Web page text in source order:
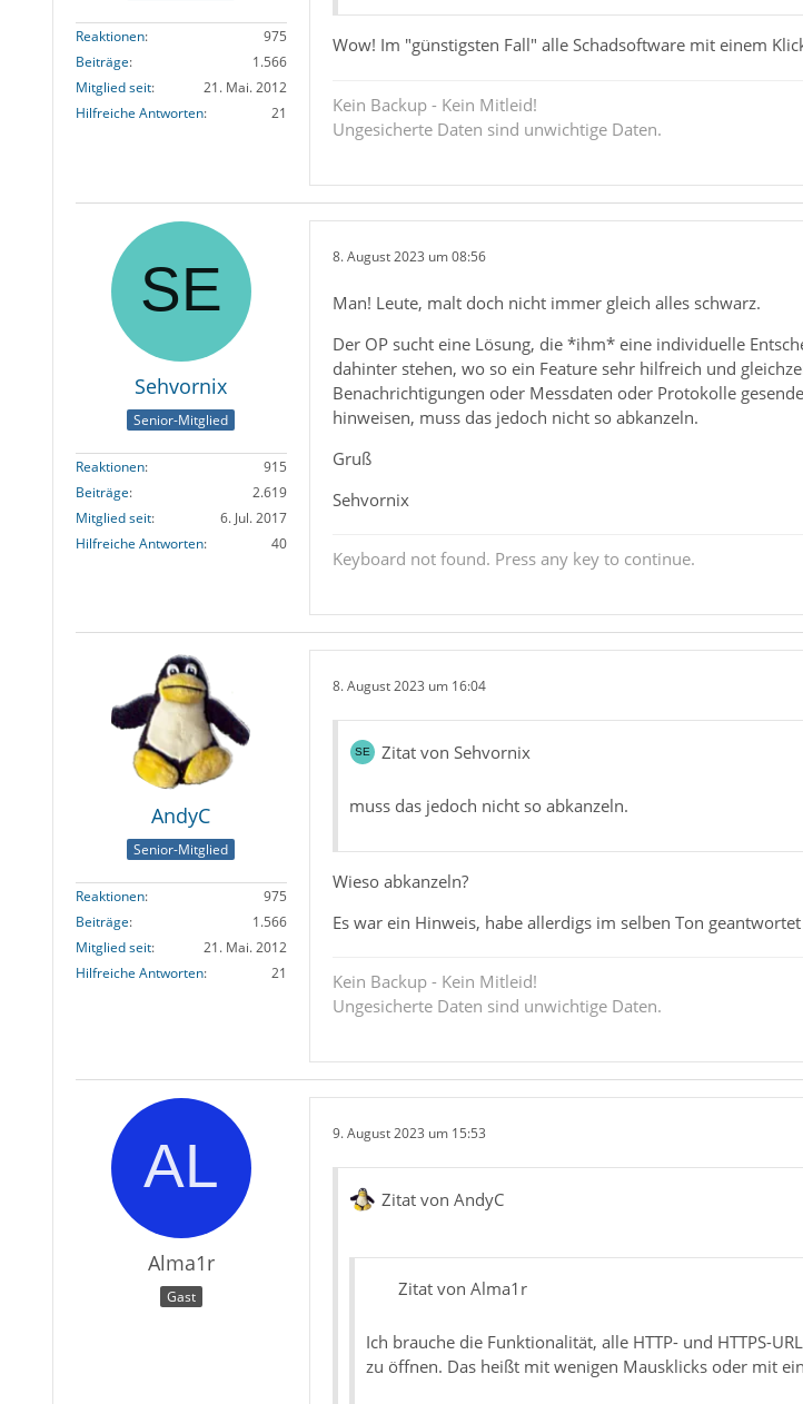
Reaktionen
975
Beiträge
1.566
Mitglied seit
21. Mai. 2012
Hilfreiche Antworten
21
Wow! Im "günstigsten Fall" alle Schadsoftware mit einem
Kein Backup - Kein Mitleid!
Ungesicherte Daten sind unwichtige Daten.
Sehvornix
Senior-Mitglied
Reaktionen
915
Beiträge
2.619
Mitglied seit
6. Jul. 2017
Hilfreiche Antworten
40
8. August 2023 um 08:56
Man! Leute, malt doch nicht immer gleich alles schwarz.
Der OP sucht eine Lösung, die *ihm* eine individuelle
dahinter stehen, wo so ein Feature sehr hilfreich und
Benachrichtigungen oder Messdaten oder Protokolle
hinweisen, muss das jedoch nicht so abkanzeln.
Gruß
Sehvornix
Keyboard not found. Press any key to continue.
AndyC
Senior-Mitglied
Reaktionen
975
Beiträge
1.566
Mitglied seit
21. Mai. 2012
Hilfreiche Antworten
21
8. August 2023 um 16:04
Zitat von Sehvornix
muss das jedoch nicht so abkanzeln.
Wieso abkanzeln?
Es war ein Hinweis, habe allerdigs im selben Ton
Kein Backup - Kein Mitleid!
Ungesicherte Daten sind unwichtige Daten.
Alma1r
Gast
9. August 2023 um 15:53
Zitat von AndyC
Zitat von Alma1r
Ich brauche die Funktionalität, alle HTTP- und HTTPS-
zu öffnen. Das heißt mit wenigen Mausklicks oder mit